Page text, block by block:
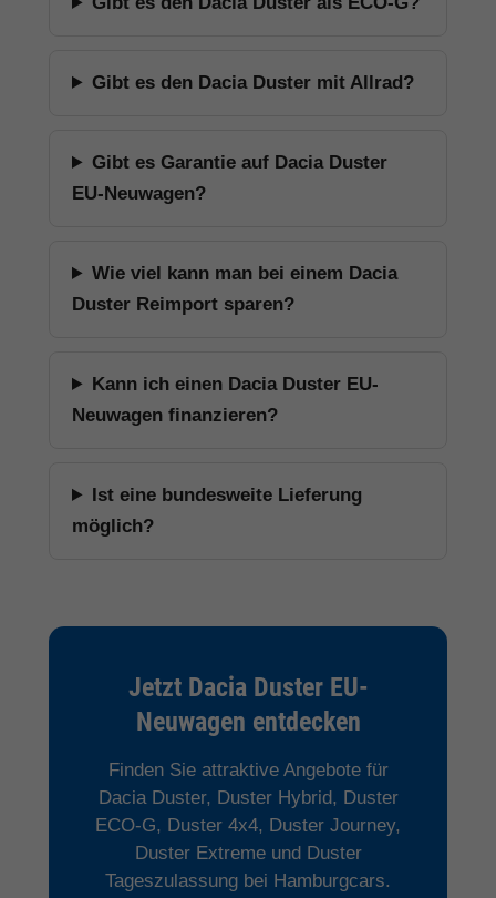
Gibt es den Dacia Duster mit Allrad?
Gibt es Garantie auf Dacia Duster
EU-Neuwagen?
Wie viel kann man bei einem Dacia
Duster Reimport sparen?
Kann ich einen Dacia Duster EU-
Neuwagen finanzieren?
Ist eine bundesweite Lieferung
möglich?
Jetzt Dacia Duster EU-
Neuwagen entdecken
Finden Sie attraktive Angebote für
Dacia Duster, Duster Hybrid, Duster
ECO-G, Duster 4x4, Duster Journey,
Duster Extreme und Duster
Tageszulassung bei Hamburgcars.